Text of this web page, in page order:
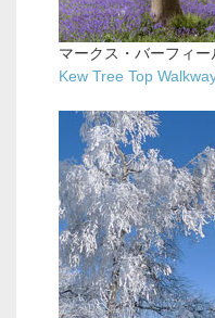
マークス・バーフィ
Kew Tree Top